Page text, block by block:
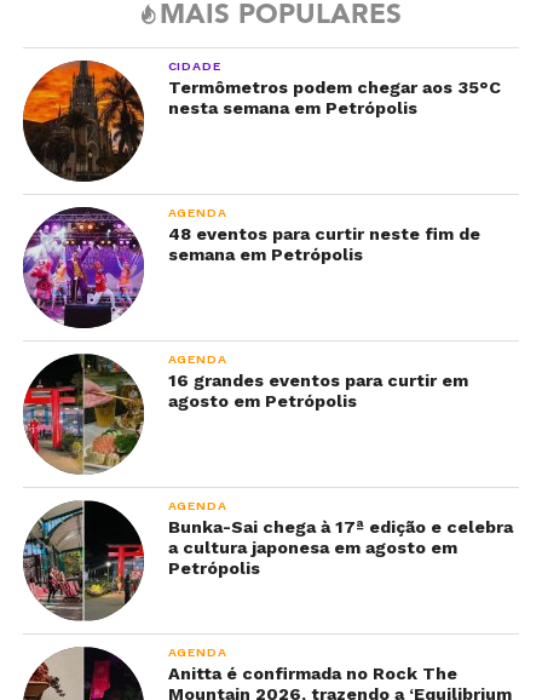
MAIS POPULARES
CIDADE
Termômetros podem chegar aos 35°C
nesta semana em Petrópolis
AGENDA
48 eventos para curtir neste fim de
semana em Petrópolis
AGENDA
16 grandes eventos para curtir em
agosto em Petrópolis
AGENDA
Bunka-Sai chega à 17ª edição e celebra
a cultura japonesa em agosto em
Petrópolis
AGENDA
Anitta é confirmada no Rock The
Mountain 2026, trazendo a ‘Equilibrium